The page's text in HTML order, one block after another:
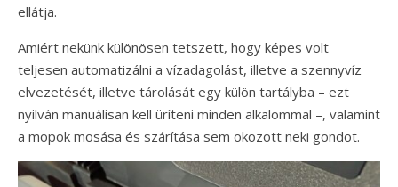
ellátja.
Amiért nekünk különösen tetszett, hogy képes volt
teljesen automatizálni a vízadagolást, illetve a szennyvíz
elvezetését, illetve tárolását egy külön tartályba – ezt
nyilván manuálisan kell üríteni minden alkalommal –, valamint
a mopok mosása és szárítása sem okozott neki gondot.